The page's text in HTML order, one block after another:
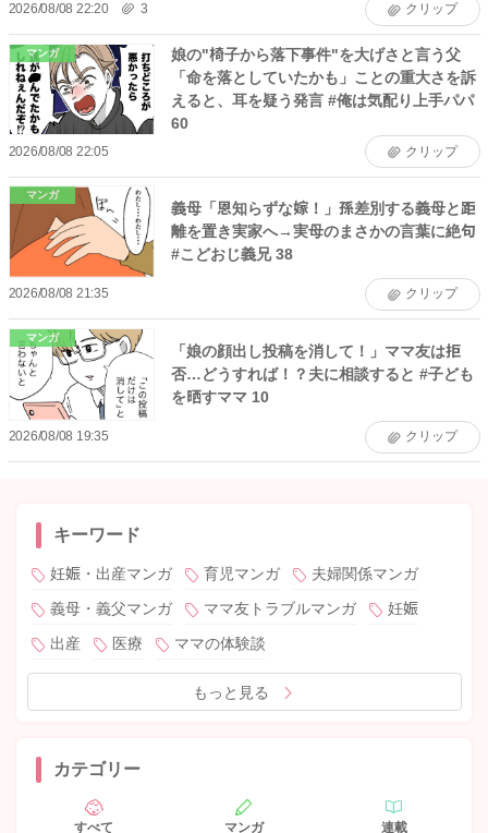
2026/08/08 22:20 3 クリップ
マンガ
娘の"椅子から落下事件"を大げさと言う父
「命を落としていたかも」ことの重大さを訴
えると、耳を疑う発言 #俺は気配り上手パパ
60
2026/08/08 22:05 クリップ
マンガ
義母「恩知らずな嫁！」孫差別する義母と距
離を置き実家へ→実母のまさかの言葉に絶句
#こどおじ義兄 38
2026/08/08 21:35 クリップ
マンガ
「娘の顔出し投稿を消して！」ママ友は拒
否…どうすれば！？夫に相談すると #子ども
を晒すママ 10
2026/08/08 19:35 クリップ
キーワード
妊娠・出産マンガ 育児マンガ
夫婦関係マンガ
義母・義父マンガ
ママ友トラブルマンガ
妊娠
出産
医療 ママの体験談
もっと見る
カテゴリー
すべて マンガ 連載